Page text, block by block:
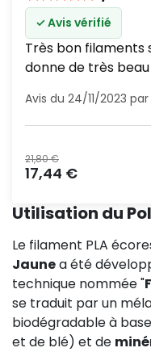
✓ Avis vérifié
Très bon filaments
donne de très
Avis du 24/11/2023 par
Prix normal
21,80 €
Prix
17,44 €
Utilisation du
Le filament PLA
Jaunea été
technique nommée "
se traduit par un
biodégradable à
et de blé) et de